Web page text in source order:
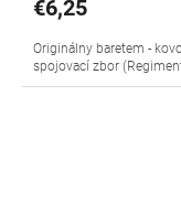
€6,25
Originálny baretem -
spojovací zbor